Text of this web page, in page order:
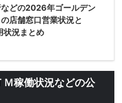
どの2026年ゴールデン
店舗窓口営業状況と
状況まとめ
稼働状況などの公